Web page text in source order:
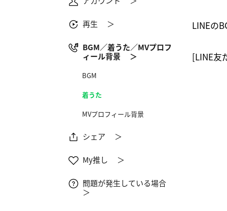
再生 ＞
BGM／着うた／MVプロフ
ィール背景 ＞
BGM
着うた
MVプロフィール背景
シェア ＞
My推し ＞
問題が発生している場合
＞
LINEの
[LINE友